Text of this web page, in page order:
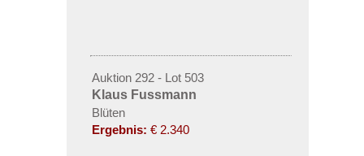
Auktion 292 - Lot 503
Klaus Fussmann
Blüten
Ergebnis: € 2.340